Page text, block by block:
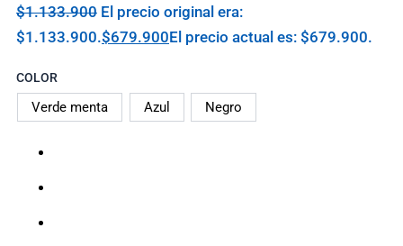
$1.133.900 El precio original era:
$1.133.900.$679.900El precio actual es: $679.900.
COLOR
Verde menta Azul Negro